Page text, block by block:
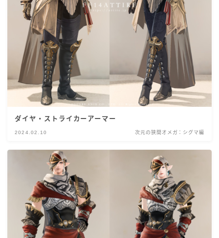
ダイヤ・ストライカーアーマー
2024.02.10 次元の狭間オメガ：シグマ編